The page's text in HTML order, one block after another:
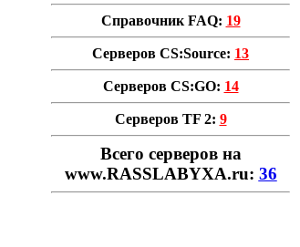
Справочник FAQ: 19
Серверов CS:Source: 13
Серверов CS:GO: 14
Серверов TF 2: 9
Всего cерверов на
www.RASSLABYXA.ru: 36